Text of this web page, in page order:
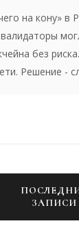
на кону» в
без
Решение -
ЗАПИСИ